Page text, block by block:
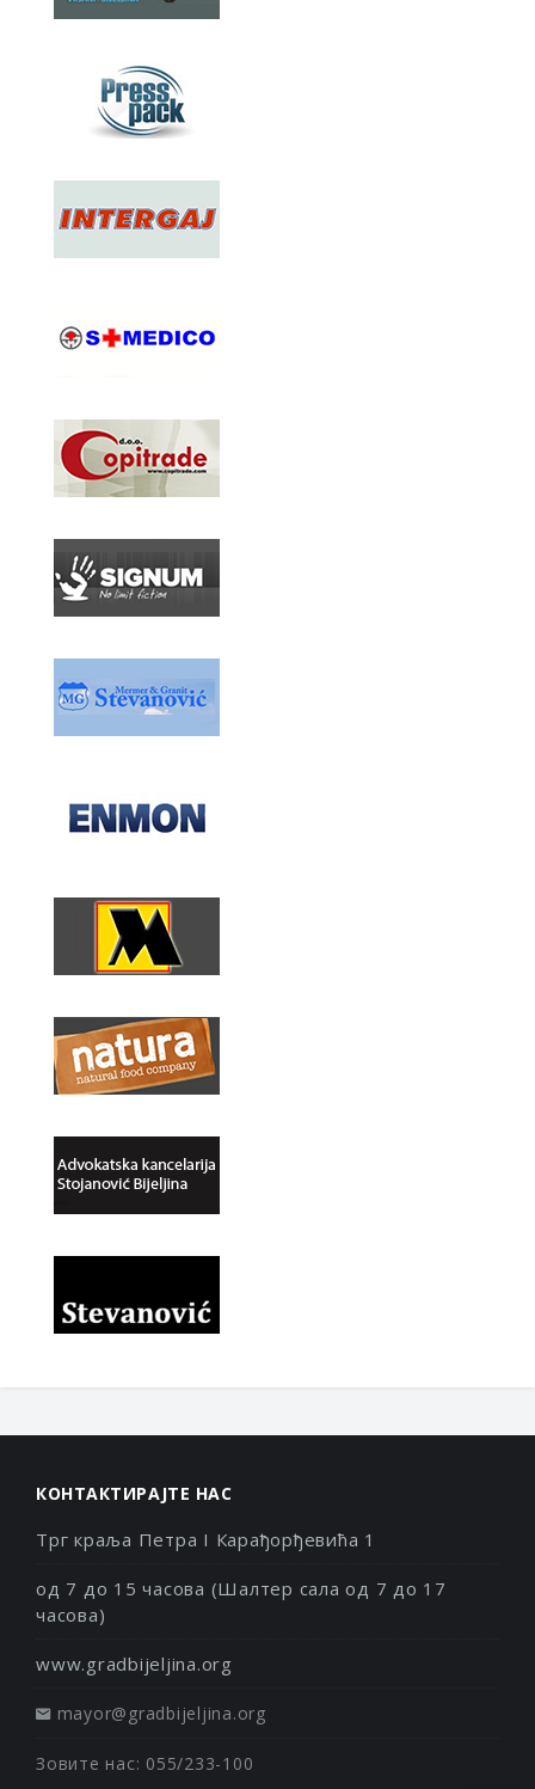
КОНТАКТИРАЈТЕ НАС
Трг краља Петра I Карађорђевића 1
од 7 до 15 часова (Шалтер сала од 7 до 17
часова)
www.gradbijeljina.org
mayor@gradbijeljina.org
Зовите нас: 055/233-100